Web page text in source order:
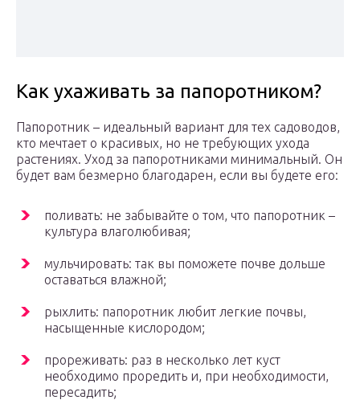
Как ухаживать за папоротником?
Папоротник – идеальный вариант для тех садоводов,
кто мечтает о красивых, но не требующих ухода
растениях. Уход за папоротниками минимальный. Он
будет вам безмерно благодарен, если вы будете его:
поливать: не забывайте о том, что папоротник –
культура влаголюбивая;
мульчировать: так вы поможете почве дольше
оставаться влажной;
рыхлить: папоротник любит легкие почвы,
насыщенные кислородом;
прореживать: раз в несколько лет куст
необходимо проредить и, при необходимости,
пересадить;